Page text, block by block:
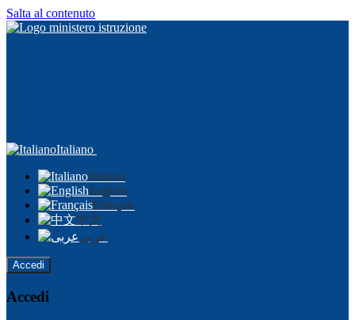
Salta al contenuto
Italiano
Italiano
English
Français
中文
عربى
Accedi
Accedi